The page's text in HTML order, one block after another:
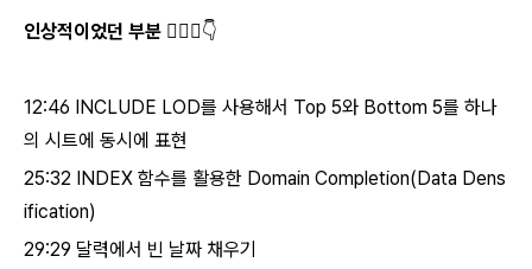
인상적이었던 부분 💁🏻‍♂️👇
12:46 INCLUDE LOD를 사용해서 Top 5와 Bottom 5를 하나
의 시트에 동시에 표현
25:32 INDEX 함수를 활용한 Domain Completion(Data Dens
ification)
29:29 달력에서 빈 날짜 채우기